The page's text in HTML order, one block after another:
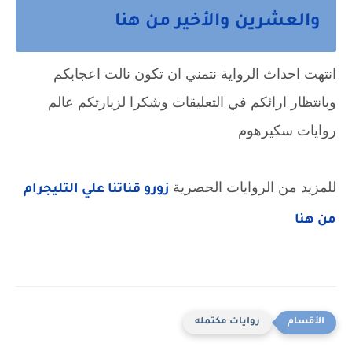
والعشرين والأخير من هنا
روايات سكيرهوم
للمزيد من الروايات الحصرية
من هنا
روايات مكتمله